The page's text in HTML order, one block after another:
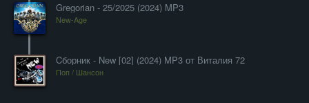
Gregorian - 25/2025 (2024) MP3
New-Age
Cборник - New [02] (2024) MP3 от Виталия 72
Поп / Шансон